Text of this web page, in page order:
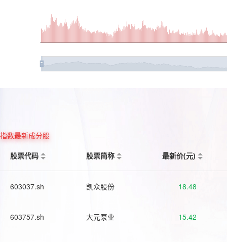
指数最新成分股
股票代码
股票简称 最新价(元)
603037.sh 凯众股份 18.48
603757.sh 大元泵业 15.42